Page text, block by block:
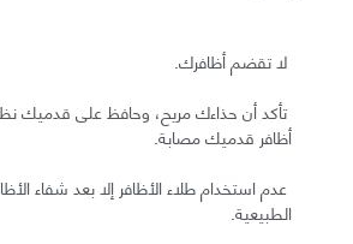
لا تقضم أظافرك.
تأكد أن حذاءك مريح، وحافظ على قدميك
أظافر قدميك مصابة.
عدم استخدام طلاء الأظافر إلا بعد شفاء
الطبيعية.